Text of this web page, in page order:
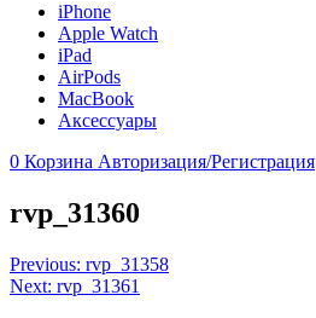
iPhone
Apple Watch
iPad
AirPods
MacBook
Аксессуары
0 Корзина Авторизация/Регистрация
rvp_31360
Навигация
по
Previous: rvp_31358
Next: rvp_31361